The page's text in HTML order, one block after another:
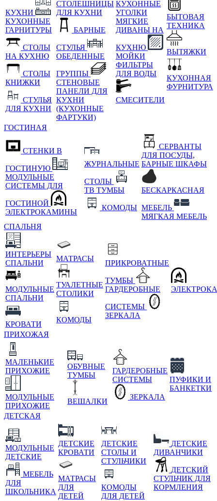
КУХНИ
КУХОННЫЕ
ГАРНИТУРЫ
СТОЛЫ
НА КУХНЮ
СТОЛЫ
КНИЖКИ
СТУЛЬЯ
ДЛЯ КУХНИ
СТОЛЕШНИЦЫ
ДЛЯ КУХНИ
БАРНЫЕ
СТУЛЬЯ
ОБЕДЕННЫЕ
ГРУППЫ
СТЕНОВЫЕ
ПАНЕЛИ ДЛЯ
КУХНИ
(КУХОННЫЕ
ФАРТУКИ)
КУХОННЫЕ
УГОЛКИ
МЯГКИЕ
ДИВАНЫ НА
КУХНЮ
МОЙКИ
ФИЛЬТРЫ
ДЛЯ ВОДЫ
СМЕСИТЕЛИ
БЫТОВАЯ
ТЕХНИКА
ВЫТЯЖКИ
КУХОННАЯ
ФУРНИТУРА
ГОСТИНАЯ
СТЕНКИ В
ГОСТИНУЮ
МОДУЛЬНЫЕ
СИСТЕМЫ ДЛЯ
ГОСТИНОЙ
ЭЛЕКТРОКАМИНЫ
ЖУРНАЛЬНЫЕ
СТОЛЫ
ТВ ТУМБЫ
КОМОДЫ
СЕРВАНТЫ
ДЛЯ ПОСУДЫ,
БАРНЫЕ ШКАФЫ
БЕСКАРКАСНАЯ
МЕБЕЛЬ
МЯГКАЯ МЕБЕЛЬ
СПАЛЬНЯ
ИНТЕРЬЕРЫ
СПАЛЬНИ
МОДУЛЬНЫЕ
СПАЛЬНИ
КРОВАТИ
МАТРАСЫ
ТУАЛЕТНЫЕ
СТОЛИКИ
КОМОДЫ
ПРИКРОВАТНЫЕ
ТУМБЫ
ГАРДЕРОБНЫЕ
СИСТЕМЫ
ЗЕРКАЛА
ПРИХОЖАЯ
МАЛЕНЬКИЕ
ПРИХОЖИЕ
МОДУЛЬНЫЕ
ПРИХОЖИЕ
ОБУВНЫЕ
ТУМБЫ
ВЕШАЛКИ
ГАРДЕРОБНЫЕ
СИСТЕМЫ
ЗЕРКАЛА
ПУФИКИ И
БАНКЕТКИ
ДЕТСКАЯ
МОДУЛЬНЫЕ
ДЕТСКИЕ
МЕБЕЛЬ
ДЛЯ
ШКОЛЬНИКА
ДЕТСКИЕ
КРОВАТИ
МАТРАСЫ
ДЛЯ
ДЕТЕЙ
ДЕТСКИЕ
СТОЛЫ И
СТУЛЬЧИКИ
КОМОДЫ
ДЛЯ ДЕТЕЙ
ДЕТСКИЕ
ДИВАНЧИКИ
ДЕТСКИЙ
СТУЛЬЧИК ДЛЯ
КОРМЛЕНИЯ